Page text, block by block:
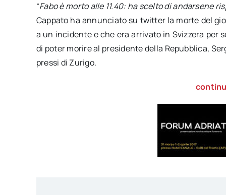
“Fabo è morto alle 11.40: ha scelto di andarsene
Cappato ha annunciato su twitter la morte del
a un incidente e che era arrivato in Svizzera per
di poter morire al presidente della Repubblica,
pressi di Zurigo.